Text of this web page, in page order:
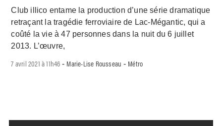
Club illico entame la production d’une série dramatique
retraçant la tragédie ferroviaire de Lac-Mégantic, qui a
coûté la vie à 47 personnes dans la nuit du 6 juillet
2013. L’œuvre,
7 avril 2021 à 11h46 - Marie-Lise Rousseau - Métro